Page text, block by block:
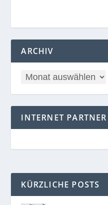
ARCHIV
INTERNET PARTNER
KÜRZLICHE POSTS